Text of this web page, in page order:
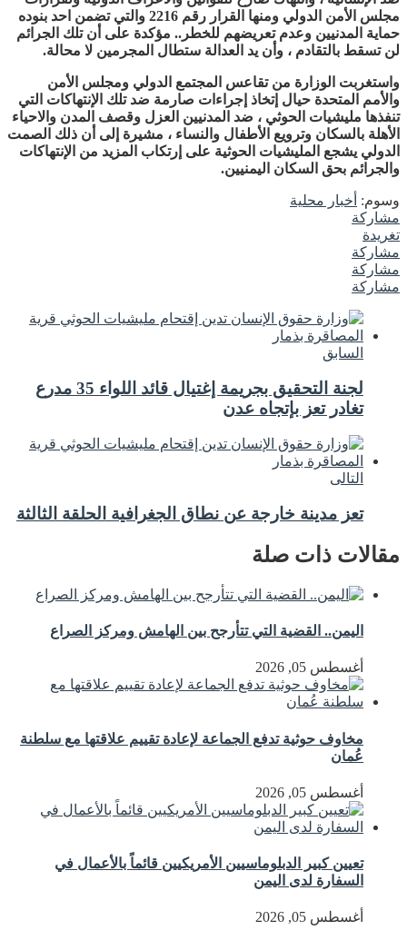
مجلس الأمن الدولي ومنها القرار رقم 2216 والتي تضمن احد بنوده
حماية المدنيين وعدم تعريضهم للخطر.. مؤكدة على أن تلك الجرائم
لن تسقط بالتقادم ، وأن يد العدالة ستطال المجرمين لا محالة.
واستغربت الوزارة من تقاعس المجتمع الدولي ومجلس الأمن
والأمم المتحدة حيال إتخاذ إجراءات صارمة ضد تلك الإنتهاكات التي
تنفذها مليشيات الحوثي ، ضد المدنيين العزل وقصف المدن والاحياء
الأهلة بالسكان وترويع الأطفال والنساء ، مشيرة إلى أن ذلك الصمت
الدولي يشجع المليشيات الحوثية على إرتكاب المزيد من الإنتهاكات
والجرائم بحق السكان اليمنيين.
وسوم: أخبار محلية
مشاركة
تغريدة
مشاركة
مشاركة
مشاركة
السابق
لجنة التحقيق بجريمة إغتيال قائد اللواء 35 مدرع
تغادر تعز بإتجاه عدن
التالى
تعز مدينة خارجة عن نطاق الجغرافية الحلقة الثالثة
مقالات ذات صلة
اليمن.. القضية التي تتأرجح بين الهامش ومركز الصراع
أغسطس 05, 2026
مخاوف حوثية تدفع الجماعة لإعادة تقييم علاقتها مع سلطنة
عُمان
أغسطس 05, 2026
تعيين كبير الدبلوماسيين الأمريكيين قائماً بالأعمال في
السفارة لدى اليمن
أغسطس 05, 2026